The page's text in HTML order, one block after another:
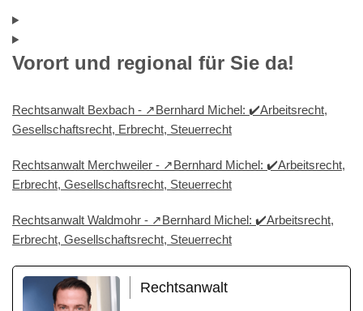
Vorort und regional für Sie da!
Rechtsanwalt Bexbach - ↗️Bernhard Michel: ✔️Arbeitsrecht,
Gesellschaftsrecht, Erbrecht, Steuerrecht
Rechtsanwalt Merchweiler - ↗️Bernhard Michel: ✔️Arbeitsrecht,
Erbrecht, Gesellschaftsrecht, Steuerrecht
Rechtsanwalt Waldmohr - ↗️Bernhard Michel: ✔️Arbeitsrecht,
Erbrecht, Gesellschaftsrecht, Steuerrecht
Rechtsanwalt